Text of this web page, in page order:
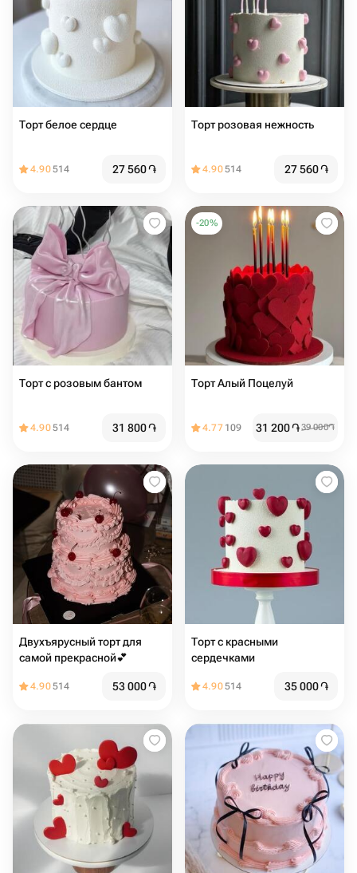
Торт белое сердце
4.90514 27 560֏
Торт розовая нежность
4.90514 27 560֏
Торт с розовым бантом
4.90514 31 800֏
-20%
Торт Алый Поцелуй
4.77 109 31 200֏39 000֏
Двухъярусный торт для
самой прекрасной💕
4.90514 53 000֏
Торт с красными
сердечками
4.90514 35 000֏